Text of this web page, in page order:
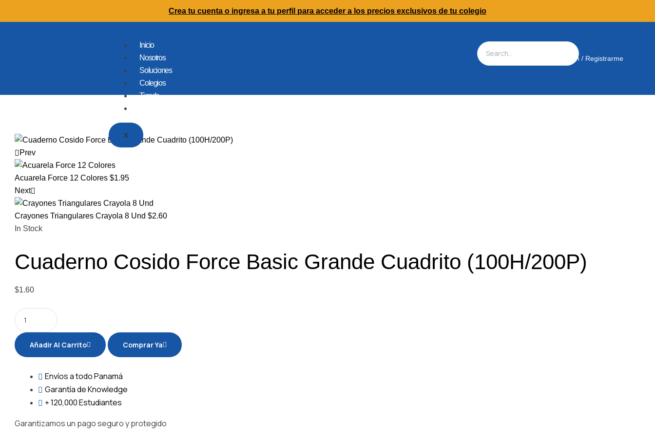
Crea tu cuenta o ingresa a tu perfil para acceder a los precios exclusivos de tu colegio
Inicio
Nosotros
Soluciones
Colegios
Tienda
X
Iniciar Sesión / Registrarme
Prev
Acuarela Force 12 Colores $1.95
Next
Crayones Triangulares Crayola 8 Und $2.60
In Stock
Cuaderno Cosido Force Basic Grande Cuadrito (100H/200P)
$1.60
Añadir Al Carrito Comprar Ya
Envíosa todo Panamá
Garantíade Knowledge
+ 120,000Estudiantes
Garantizamos un pago seguro y protegido